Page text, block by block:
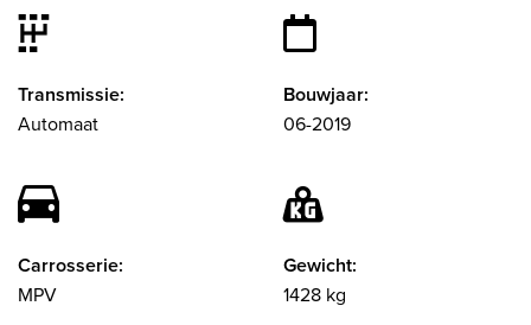
Transmissie:
Automaat
Bouwjaar:
06-2019
Carrosserie:
MPV
Gewicht:
1428 kg